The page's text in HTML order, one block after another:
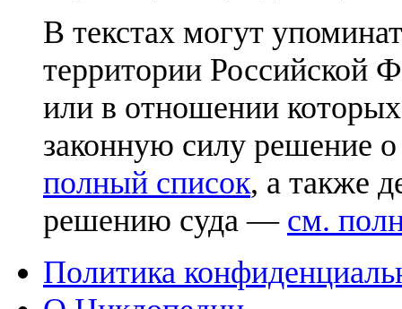
В текстах могут
территории Российской
или в отношении
законную силу решение
полный список, а также
решению суда — см.
Политика